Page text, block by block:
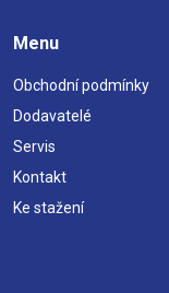
Menu
Obchodní podmínky
Dodavatelé
Servis
Kontakt
Ke stažení